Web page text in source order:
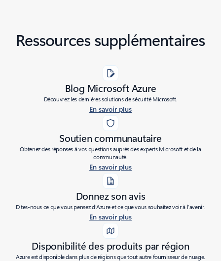
Ressources supplémentaires
Blog Microsoft Azure
Découvrez les dernières solutions de sécurité Microsoft.
En savoir plus
Soutien communautaire
Obtenez des réponses à vos questions auprès des experts Microsoft et de la
communauté.
En savoir plus
Donnez son avis
Dites-nous ce que vous pensez d’Azure et ce que vous souhaitez voir à l’avenir.
En savoir plus
Disponibilité des produits par région
Azure est disponible dans plus de régions que tout autre fournisseur de nuage.